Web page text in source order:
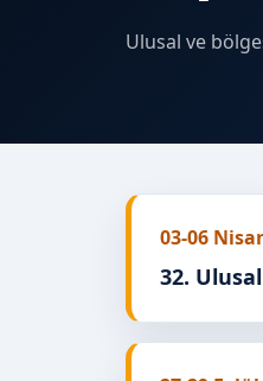
Ulusal ve
03-06
32.